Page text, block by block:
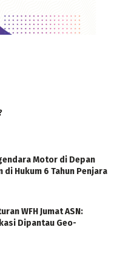
Motor di Depan
di Hukum 6 Tahun Penjara
WFH Jumat ASN:
Dipantau Geo-